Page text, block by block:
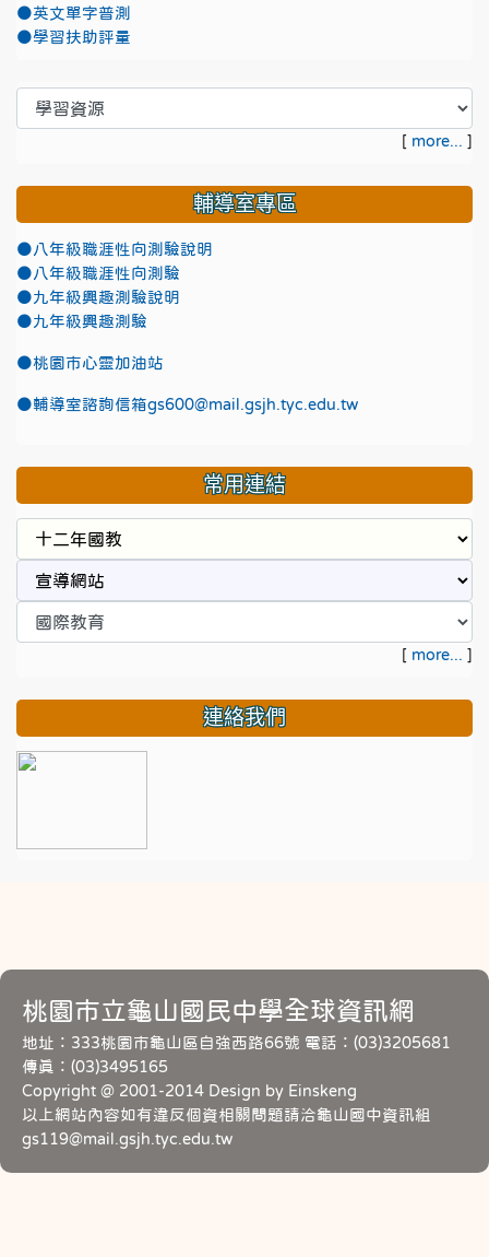
●英文單字普測
●學習扶助評量
[ more... ]
輔導室專區
●八年級職涯性向測驗說明
●八年級職涯性向測驗
●九年級興趣測驗說明
●九年級興趣測驗
●桃園市心靈加油站
●輔導室諮詢信箱gs600@mail.gsjh.tyc.edu.tw
常用連結
[ more... ]
連絡我們
桃園市立龜山國民中學全球資訊網
地址：333桃園市龜山區自強西路66號 電話：(03)3205681
傳真：(03)3495165
Copyright @ 2001-2014 Design by Einskeng
以上網站內容如有違反個資相關問題請洽龜山國中資訊組
gs119@mail.gsjh.tyc.edu.tw